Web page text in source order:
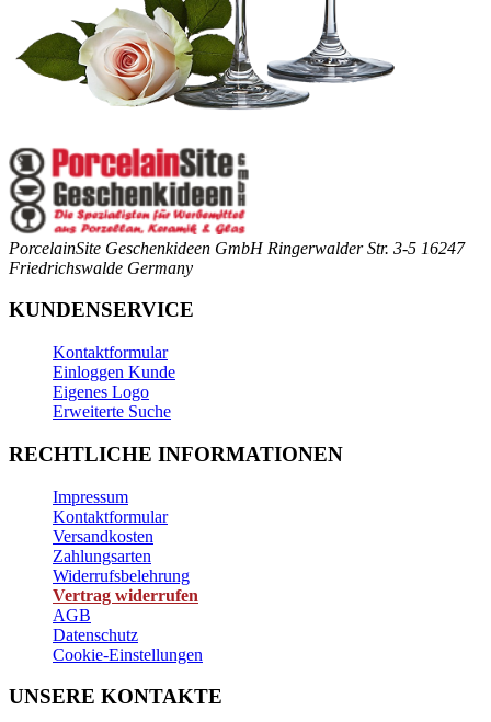
PorcelainSite Geschenkideen GmbH Ringerwalder Str. 3-5 16247
Friedrichswalde Germany
KUNDENSERVICE
Kontaktformular
Einloggen Kunde
Eigenes Logo
Erweiterte Suche
RECHTLICHE INFORMATIONEN
Impressum
Kontaktformular
Versandkosten
Zahlungsarten
Widerrufsbelehrung
Vertrag widerrufen
AGB
Datenschutz
Cookie-Einstellungen
UNSERE KONTAKTE